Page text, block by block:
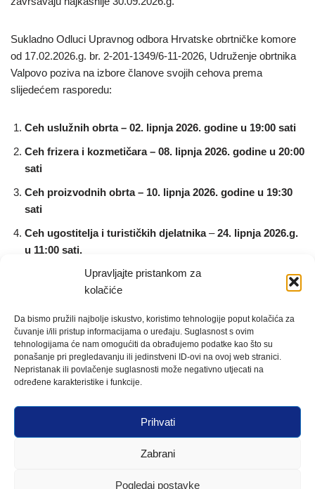
Upravljajte pristankom za
kolačiće
Da bismo pružili najbolje iskustvo, koristimo tehnologije poput kolačića za
čuvanje i/ili pristup informacijama o uređaju. Suglasnost s ovim
tehnologijama će nam omogućiti da obrađujemo podatke kao što su
ponašanje pri pregledavanju ili jedinstveni ID-ovi na ovoj web stranici.
Nepristanak ili povlačenje suglasnosti može negativno utjecati na
određene karakteristike i funkcije.
Prihvati
Zabrani
Pogledaj postavke
Sukladno Odluci Upravnog odbora Hrvatske obrtničke komore
od 17.02.2026.g. br. 2-201-1349/6-11-2026, Udruženje obrtnika
Valpovo poziva na izbore članove svojih cehova prema
slijedećem rasporedu:
Ceh uslužnih obrta – 02. lipnja 2026. godine u 19:00 sati
Ceh frizera i kozmetičara – 08. lipnja 2026. godine u 20:00
sati
Ceh proizvodnih obrta – 10. lipnja 2026. godine u 19:30
sati
Ceh ugostitelja i turističkih djelatnika–24. lipnja 2026.g.
u 11:00 sati.
Svi cehovi održat će se u Udruženju obrtnika Valpovo na adresi
Raspored izbora po ostalim cehovima biti će objavljen
naknadno.